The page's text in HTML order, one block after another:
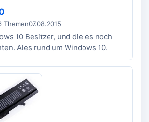
Themen07.08.2015
10 Besitzer, und die es noch
Ales rund um Windows 10.